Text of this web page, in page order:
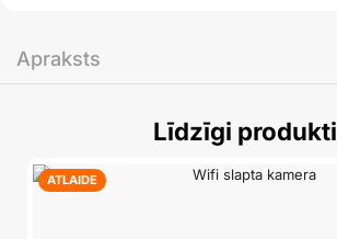
Apraksts
Līdzīgi produkti
ATLAIDE